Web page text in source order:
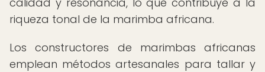
riqueza tonal de la marimba africana.
Los constructores de marimbas africanas
emplean métodos artesanales para tallar y